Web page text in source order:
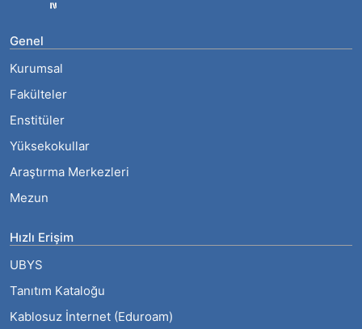
Genel
Kurumsal
Fakülteler
Enstitüler
Yüksekokullar
Araştırma Merkezleri
Mezun
Hızlı Erişim
UBYS
Tanıtım Kataloğu
Kablosuz İnternet (Eduroam)